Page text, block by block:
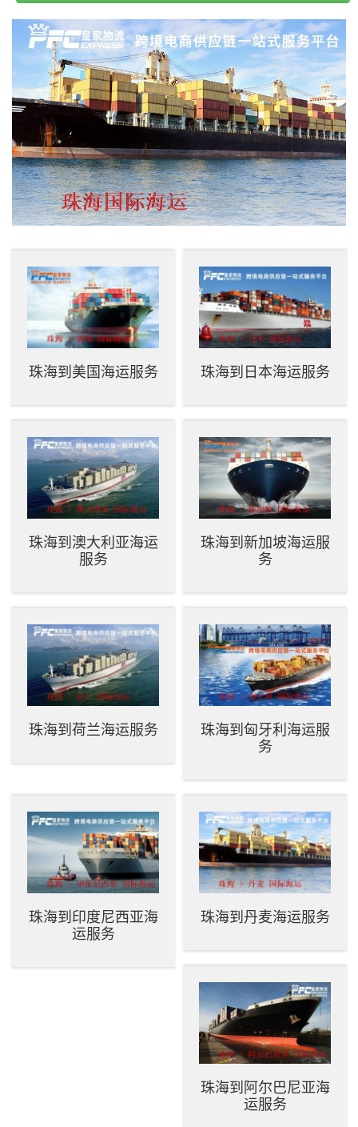
珠海到美国海运服务 珠海到日本海运服务
珠海到澳大利亚海运
服务
珠海到新加坡海运服
务
珠海到荷兰海运服务
珠海到匈牙利海运服
务
珠海到印度尼西亚海
运服务
珠海到丹麦海运服务
珠海到阿尔巴尼亚海
运服务